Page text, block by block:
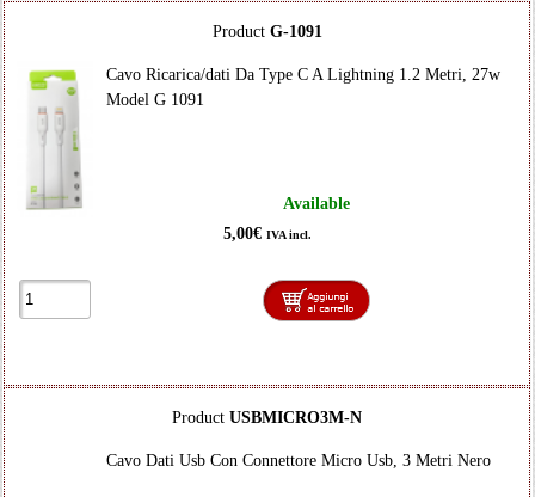
Product G-1091
Cavo Ricarica/dati Da Type C A Lightning 1.2 Metri, 27w
Model G 1091
Available
5,00€ IVA incl.
Product USBMICRO3M-N
Cavo Dati Usb Con Connettore Micro Usb, 3 Metri Nero